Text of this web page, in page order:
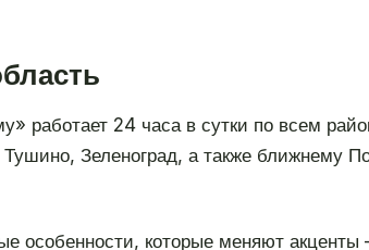
работает 24 часа в сутки по всем
Зеленоград, а также ближнему
особенности, которые меняют